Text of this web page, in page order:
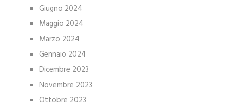
Giugno 2024
Maggio 2024
Marzo 2024
Gennaio 2024
Dicembre 2023
Novembre 2023
Ottobre 2023